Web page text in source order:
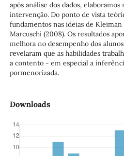
após análise dos dados, elaboramos
intervenção. Do ponto de vista
fundamentos nas ideias de Kleiman
Marcuschi (2008). Os resultados
melhora no desempenho dos
revelaram que as habilidades
a contento - em especial a
pormenorizada.
Downloads